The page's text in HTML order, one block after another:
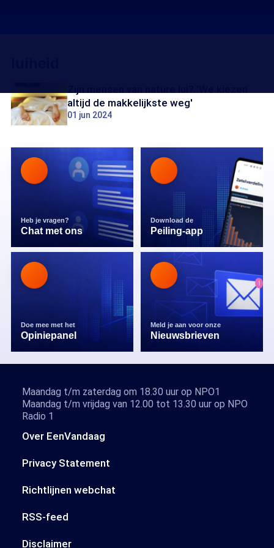
altijd de makkelijkste weg'
01 jun 2024
Heb je vragen?
Chat met ons
Download de
Peiling-app
Doe mee met het
Opiniepanel
Meld je aan voor onze
Nieuwsbrieven
Over EenVandaag
Privacy Statement
Richtlijnen webchat
RSS-feed
Disclaimer
Maandag t/m zaterdag om 18.30 uur op NPO1
Maandag t/m vrijdag van 12.00 tot 13.30 uur op NPO
Radio 1